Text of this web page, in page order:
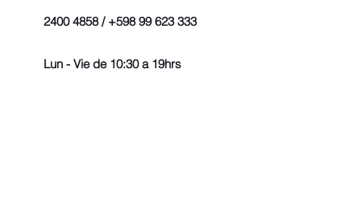
2400 4858 / +598 99 623 333
Lun - Vie de 10:30 a 19hrs